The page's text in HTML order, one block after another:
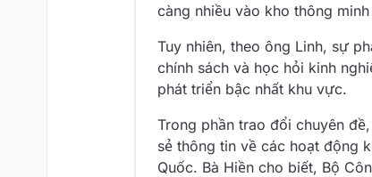
càng nhiều vào kho thông
Tuy nhiên, theo ông Linh, sự
chính sách và học hỏi kinh
phát triển bậc nhất khu vực.
Trong phần trao đổi chuyên
sẻ thông tin về các hoạt động
Quốc. Bà Hiền cho biết, Bộ